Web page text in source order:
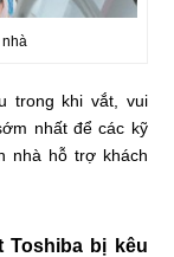
trong khi vắt, vui
nhất để các kỹ
nhà hỗ trợ khách
Toshiba bị kêu